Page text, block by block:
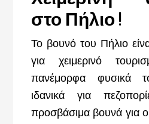
στο Πήλιο !
Το βουνό του Πήλιο
για χειμερινό
πανέμορφα φυσικά
ιδανικά για
προσβάσιμα βουνά για